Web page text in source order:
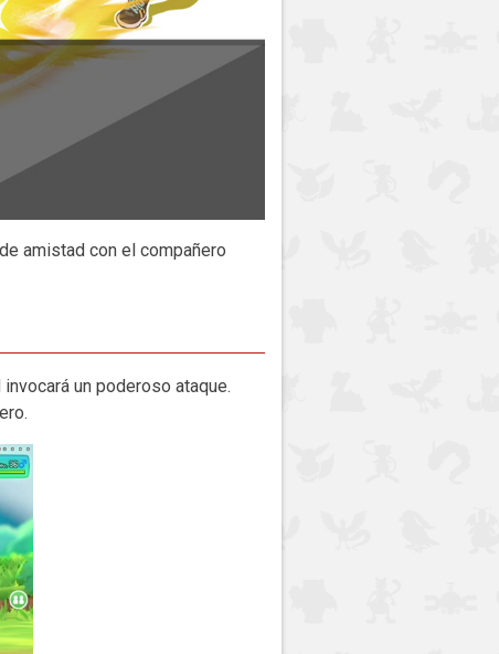
amistad con el compañero
un poderoso ataque.